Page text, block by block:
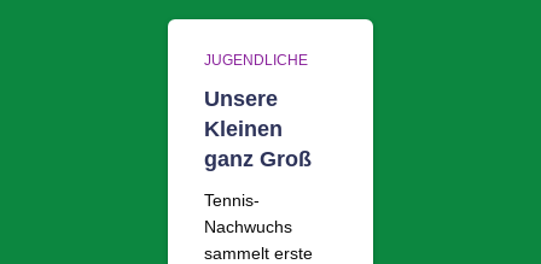
JUGENDLICHE
Unsere
Kleinen
ganz Groß
Tennis-
Nachwuchs
sammelt erste